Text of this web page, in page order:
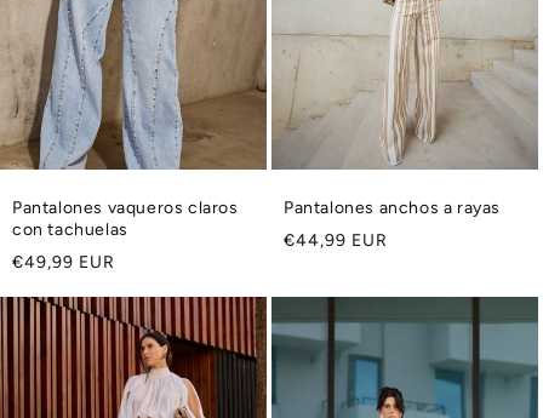
Pantalones vaqueros claros
con tachuelas
Precio
€49,99 EUR
Pantalones anchos a rayas
Precio
€44,99 EUR